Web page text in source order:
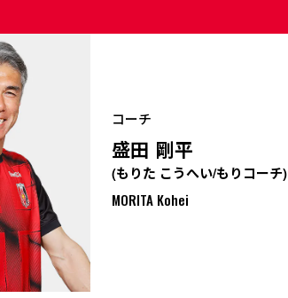
コーチ
盛田 剛平
(もりた こうへい/もりコーチ)
MORITA Kohei